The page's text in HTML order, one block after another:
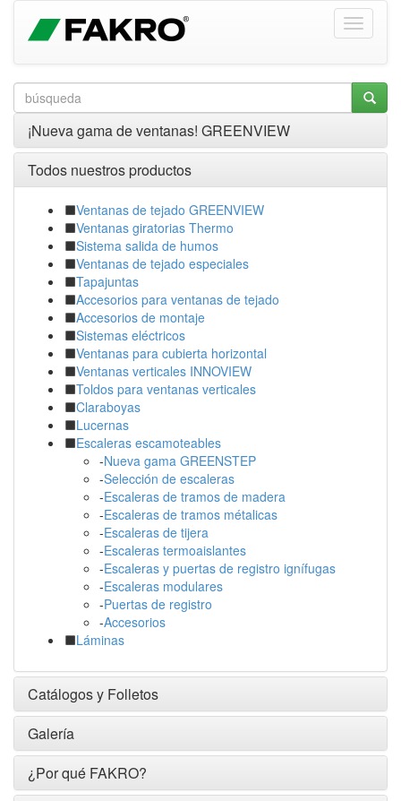
¡Nueva gama de ventanas! GREENVIEW
Todos nuestros productos
Ventanas de tejado GREENVIEW
Ventanas giratorias Thermo
Sistema salida de humos
Ventanas de tejado especiales
Tapajuntas
Accesorios para ventanas de tejado
Accesorios de montaje
Sistemas eléctricos
Ventanas para cubierta horizontal
Ventanas verticales INNOVIEW
Toldos para ventanas verticales
Claraboyas
Lucernas
Escaleras escamoteables
-Nueva gama GREENSTEP
-Selección de escaleras
-Escaleras de tramos de madera
-Escaleras de tramos métalicas
-Escaleras de tijera
-Escaleras termoaislantes
-Escaleras y puertas de registro ignífugas
-Escaleras modulares
-Puertas de registro
-Accesorios
Láminas
Catálogos y Folletos
Galería
¿Por qué FAKRO?